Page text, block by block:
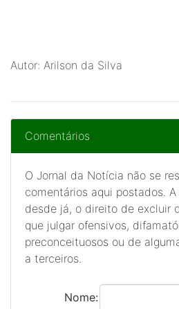
Autor: Arilson da Silva
Comentários
O Jornal da Notícia não se
comentários aqui postados.
desde já, o direito de excluir
que julgar ofensivos,
preconceituosos ou de
a terceiros.
Nome: